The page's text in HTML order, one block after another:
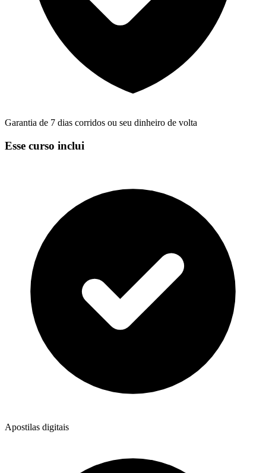
Garantia de 7 dias corridos ou seu dinheiro de volta
Esse curso inclui
Apostilas digitais